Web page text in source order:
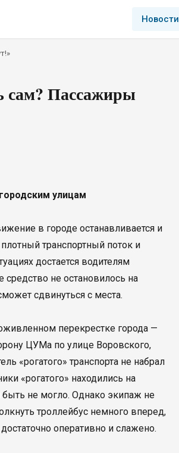
Новости
сам? Пассажиры
улицам
в городе останавливается и
транспортный поток и
достается водителям
не остановилось на
сдвинуться с места.
перекрестке города —
ЦУМа по улице Воровского,
«рогатого» транспорта не набрал
«рогатого» находились на
не могло. Однако экипаж не
троллейбус немного вперед,
оперативно и слажено.